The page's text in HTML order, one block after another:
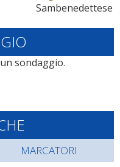
Sambenedettese
sondaggio.
MARCATORI